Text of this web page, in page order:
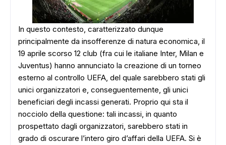
In questo contesto, caratterizzato dunque
principalmente da insofferenze di natura economica, il
19 aprile scorso 12 club (fra cui le italiane Inter, Milan e
Juventus) hanno annunciato la creazione di un torneo
esterno al controllo UEFA, del quale sarebbero stati gli
unici organizzatori e, conseguentemente, gli unici
beneficiari degli incassi generati. Proprio qui sta il
nocciolo della questione: tali incassi, in quanto
prospettato dagli organizzatori, sarebbero stati in
grado di oscurare l’intero giro d’affari della UEFA. Si è